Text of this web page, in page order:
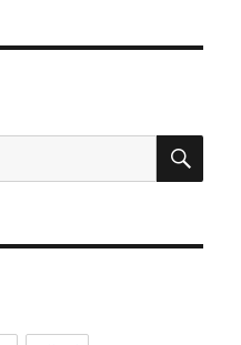
Fleischer,
2018